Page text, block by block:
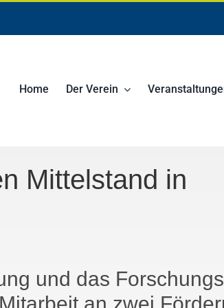
Home Der Verein
Mittelstand in
und das
an zwei